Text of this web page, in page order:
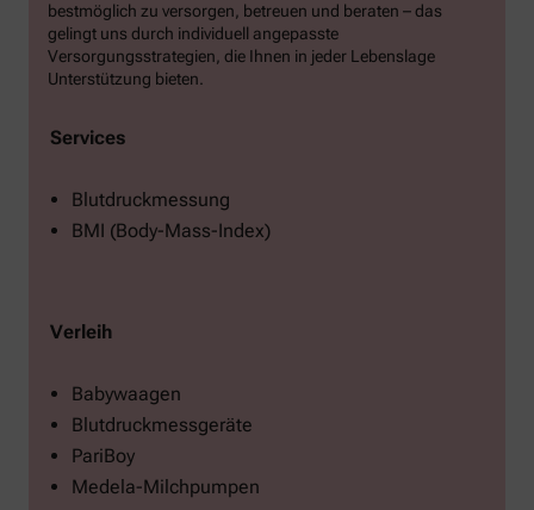
bestmöglich zu versorgen, betreuen und beraten – das
gelingt uns durch individuell angepasste
Versorgungsstrategien, die Ihnen in jeder Lebenslage
Unterstützung bieten.
Services
Blutdruckmessung
BMI (Body-Mass-Index)
Verleih
Babywaagen
Blutdruckmessgeräte
PariBoy
Medela-Milchpumpen